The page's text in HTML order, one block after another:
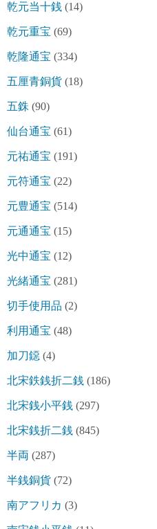
乾元当十銭 (14)
乾元重宝 (69)
乾隆通宝 (334)
五厘青銅貨 (18)
五銖 (90)
仙台通宝 (61)
元祐通宝 (191)
元符通宝 (22)
元豊通宝 (514)
元通通宝 (15)
光中通宝 (12)
光緒通宝 (281)
切手使用品 (2)
利用通宝 (48)
加刀鐚 (4)
北宋鉄銭折二銭 (186)
北宋銭小平銭 (297)
北宋銭折二銭 (845)
半両 (287)
半銭銅貨 (72)
南アフリカ (3)